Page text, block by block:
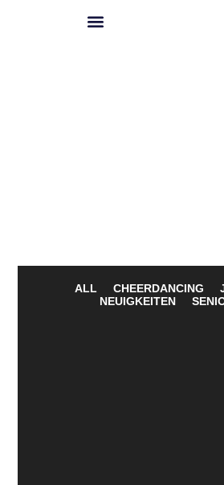
CHEERDANCING
NEUIGKEITEN
ALL